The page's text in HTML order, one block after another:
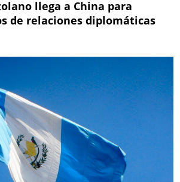
llega a China para
de relaciones diplomáticas